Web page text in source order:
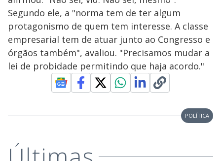
Segundo ele, a "norma tem de ter algum
protagonismo de quem tem interesse. A classe
empresarial tem de atuar junto ao Congresso e
órgãos também", avaliou. "Precisamos mudar a
lei de probidade permitindo que haja acordo."
POLÍTICA